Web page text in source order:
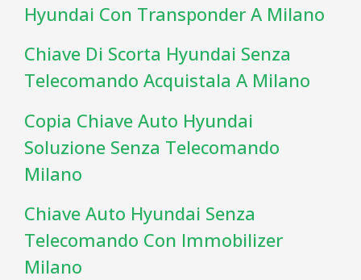
Hyundai Con Transponder A Milano
Chiave Di Scorta Hyundai Senza
Telecomando Acquistala A Milano
Copia Chiave Auto Hyundai
Soluzione Senza Telecomando
Milano
Chiave Auto Hyundai Senza
Telecomando Con Immobilizer
Milano